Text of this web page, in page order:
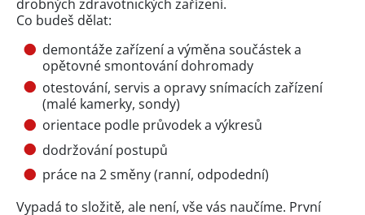
drobných zdravotnických zařízení.
Co budeš dělat:
demontáže zařízení a výměna součástek a
opětovné smontování dohromady
otestování, servis a opravy snímacích zařízení
(malé kamerky, sondy)
orientace podle průvodek a výkresů
dodržování postupů
práce na 2 směny (ranní, odpodední)
Vypadá to složitě, ale není, vše vás naučíme. První